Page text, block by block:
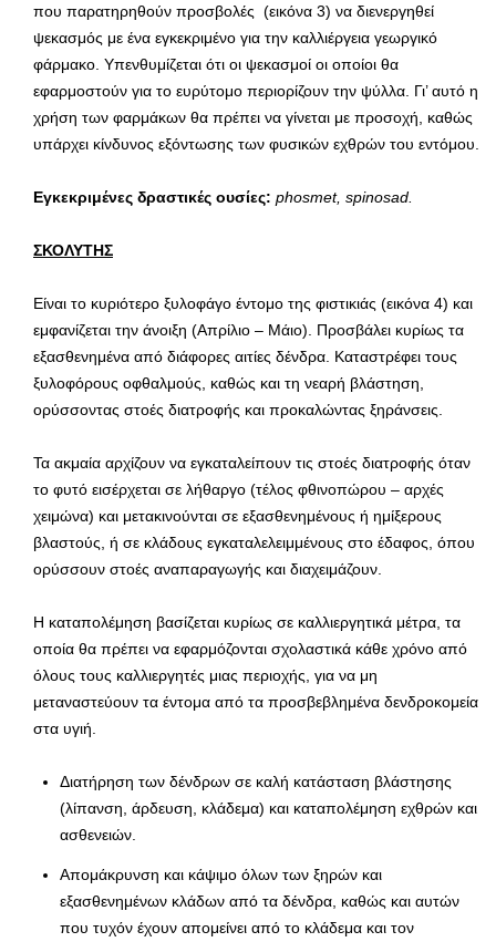
που παρατηρηθούν προσβολές (εικόνα 3) να διενεργηθεί
ψεκασμός με ένα εγκεκριμένο για την καλλιέργεια γεωργικό
φάρμακο. Υπενθυμίζεται ότι οι ψεκασμοί οι οποίοι θα
εφαρμοστούν για το ευρύτομο περιορίζουν την ψύλλα. Γι’ αυτό η
χρήση των φαρμάκων θα πρέπει να γίνεται με προσοχή, καθώς
υπάρχει κίνδυνος εξόντωσης των φυσικών εχθρών του εντόμου.
Εγκεκριμένες δραστικές ουσίες: phosmet, spinosad
ΣΚΟΛΥΤΗΣ
Είναι το κυριότερο ξυλοφάγο έντομο της φιστικιάς (εικόνα 4) και
εμφανίζεται την άνοιξη (Απρίλιο – Μάιο). Προσβάλει κυρίως τα
εξασθενημένα από διάφορες αιτίες δένδρα. Καταστρέφει τους
ξυλοφόρους οφθαλμούς, καθώς και τη νεαρή βλάστηση,
ορύσσοντας στοές διατροφής και προκαλώντας ξηράνσεις.
Τα ακμαία αρχίζουν να εγκαταλείπουν τις στοές διατροφής όταν
το φυτό εισέρχεται σε λήθαργο (τέλος φθινοπώρου – αρχές
χειμώνα) και μετακινούνται σε εξασθενημένους ή ημίξερους
βλαστούς, ή σε κλάδους εγκαταλελειμμένους στο έδαφος, όπου
ορύσσουν στοές αναπαραγωγής και διαχειμάζουν.
Η καταπολέμηση βασίζεται κυρίως σε καλλιεργητικά μέτρα, τα
οποία θα πρέπει να εφαρμόζονται σχολαστικά κάθε χρόνο από
όλους τους καλλιεργητές μιας περιοχής, για να μη
μεταναστεύουν τα έντομα από τα προσβεβλημένα δενδροκομεία
στα υγιή.
Διατήρηση των δένδρων σε καλή κατάσταση βλάστησης
(λίπανση, άρδευση, κλάδεμα) και καταπολέμηση εχθρών και
ασθενειών.
Απομάκρυνση και κάψιμο όλων των ξηρών και
εξασθενημένων κλάδων από τα δένδρα, καθώς και αυτών
που τυχόν έχουν απομείνει από το κλάδεμα και τον